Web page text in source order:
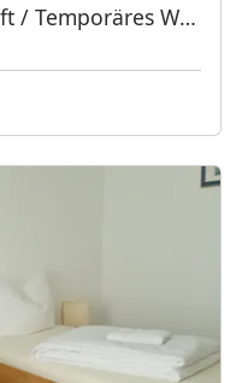
Flexible Firmenunterkunft / Temporäres Wohnen in München-Forstenried